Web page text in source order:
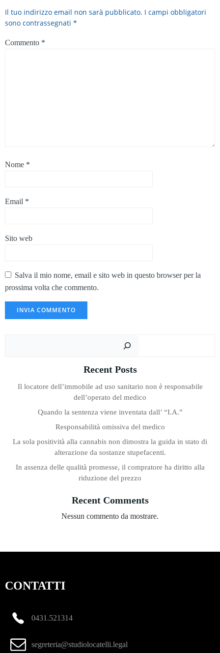
Il tuo indirizzo email non sarà pubblicato. I campi obbligatori
sono contrassegnati *
Commento *
Nome *
Email *
Sito web
Salva il mio nome, email e sito web in questo browser per la
prossima volta che commento.
Recent Posts
Il locatore dell’immobile ad uso sanitario non è responsabile
dell’operato del medico
Quando la sentenza viene inventata dall’ “I.A.”
Responsabilità omissiva del medico
La sola positività alla cannabis non dimostra la guida in stato di
alterazione da sostanze stupefacenti.
In assenza delle qualità promesse, il compratore ha diritto alla
riduzione del prezzo
Recent Comments
Nessun commento da mostrare.
CONTATTI
0431.521314
segreteria@studiolocatelli.legal